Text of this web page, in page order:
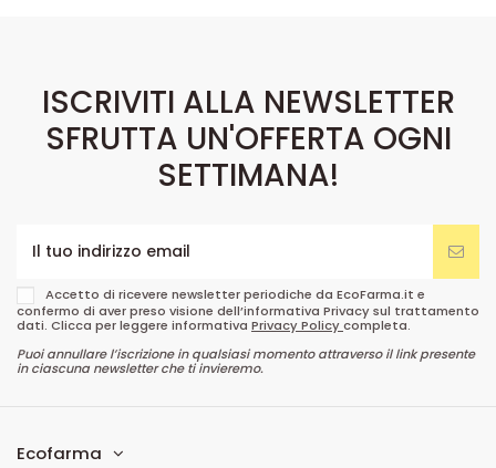
ISCRIVITI ALLA NEWSLETTER
SFRUTTA UN'OFFERTA OGNI
SETTIMANA!
Accetto di ricevere newsletter periodiche da EcoFarma.it e
confermo di aver preso visione dell’informativa Privacy sul trattamento
dati. Clicca per leggere informativa Privacy Policycompleta.
Puoi annullare l’iscrizione in qualsiasi momento attraverso il link presente
in ciascuna newsletter che ti invieremo.
Ecofarma